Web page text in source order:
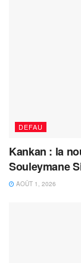
DEFAU
Kankan : la
Souleymane
AOÛT 1, 2026